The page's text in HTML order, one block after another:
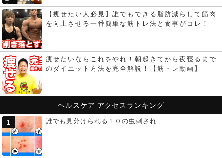
【痩せたい人必見】誰でもできる脂肪減らして筋肉
を向上させる一番簡単な筋トレ法と食事がコレ！
痩せたいならこれをやれ！朝起きてから夜寝るまで
のダイエット方法を完全解説！【筋トレ動画】
ヘルスケア アクセスランキング
誰でも見分けられる１０の虫刺され